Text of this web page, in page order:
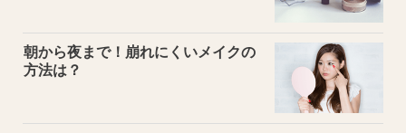
朝から夜まで！崩れにくいメイクの
方法は？